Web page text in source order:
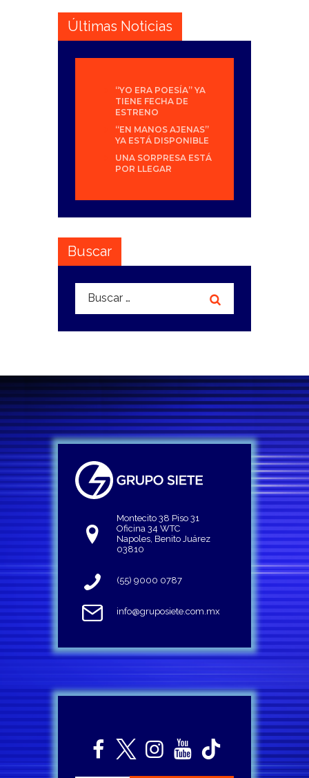
Últimas Noticias
“YO ERA POESÍA” YA
TIENE FECHA DE
ESTRENO
“EN MANOS AJENAS”
YA ESTÁ DISPONIBLE
UNA SORPRESA ESTÁ
POR LLEGAR
Buscar
Buscar:
Montecito 38 Piso 31
Oficina 34 WTC
Napoles, Benito Juárez
03810
(55) 9000 0787
info@gruposiete.com.mx